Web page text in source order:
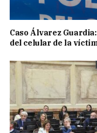
Caso Álvarez
del celular de la